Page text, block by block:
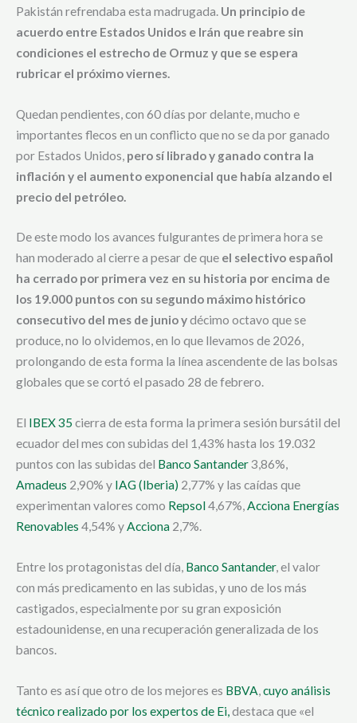
Pakistán refrendaba esta madrugada. Un principio de
acuerdo entre Estados Unidos e Irán que reabre sin
condiciones el estrecho de Ormuz y que se espera
rubricar el próximo viernes.
Quedan pendientes, con 60 días por delante, mucho e
importantes flecos en un conflicto que no se da por ganado
por Estados Unidos, pero sí librado y ganado contra la
inflación y el aumento exponencial que había alzando el
precio del petróleo.
De este modo los avances fulgurantes de primera hora se
han moderado al cierre a pesar de que el selectivo español
ha cerrado por primera vez en su historia por encima de
los 19.000 puntos con su segundo máximo histórico
consecutivo del mes de junio ydécimo octavo que se
produce, no lo olvidemos, en lo que llevamos de 2026,
prolongando de esta forma la línea ascendente de las bolsas
globales que se cortó el pasado 28 de febrero.
El IBEX 35 cierra de esta forma la primera sesión bursátil del
ecuador del mes con subidas del 1,43% hasta los 19.032
puntos con las subidas del Banco Santander3,86%,
Amadeus 2,90% y IAG (Iberia) 2,77% y las caídas que
experimentan valores como Repsol4,67%,Acciona Energías
Renovables 4,54% yAcciona 2,7%.
Entre los protagonistas del día, Banco Santander, el valor
con más predicamento en las subidas, y uno de los más
castigados, especialmente por su gran exposición
estadounidense, en una recuperación generalizada de los
bancos.
Tanto es así que otro de los mejores es BBVA,cuyo análisis
técnico realizado por los expertos de Ei,destaca que «el